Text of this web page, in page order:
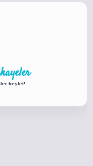
keşfet!